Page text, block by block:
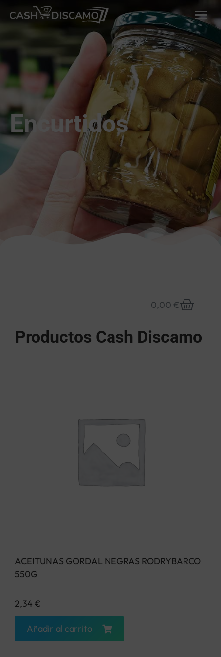
Encurtidos
0,00 €
Productos Cash Discamo
ACEITUNAS GORDAL NEGRAS RODRYBARCO
550G
2,34 €
Añadir al carrito